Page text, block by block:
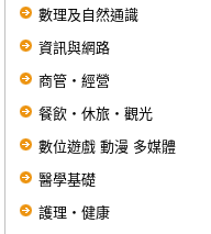
數理及自然通識
資訊與網路
商管‧經營
餐飲‧休旅‧觀光
數位遊戲 動漫 多媒體
醫學基礎
護理‧健康